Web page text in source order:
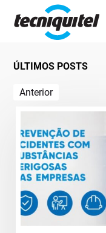
ÚLTIMOS POSTS
Anterior